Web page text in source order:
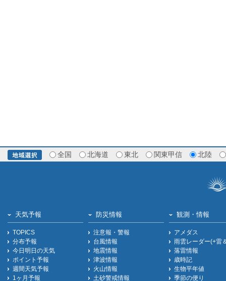
全国 北海道 東北 関東甲信 北陸
天気予報
TOPICS
分布予報
今日明日の天気
ポイント予報
週間天気予報
1ヶ月予報
防災情報
注意報・警報
台風情報
地震情報
津波情報
火山情報
土砂警戒情報
観測・情報
アメダス
雨雲レーダー(+雷
落雷情報
歳時記
生物平年値
季節の便り